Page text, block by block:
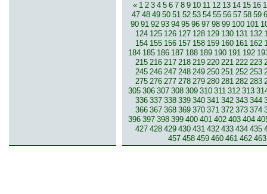
« 1 2 3 4 5 6 7 8 9 10 11 12 13 14 15 16
47 48 49 50 51 52 53 54 55 56 57 58 59
90 91 92 93 94 95 96 97 98 99 100 101
124 125 126 127 128 129 130 131 132
154 155 156 157 158 159 160 161 162
184 185 186 187 188 189 190 191 192
215 216 217 218 219 220 221 222 223
245 246 247 248 249 250 251 252 253
275 276 277 278 279 280 281 282 283
305 306 307 308 309 310 311 312 313
336 337 338 339 340 341 342 343 344
366 367 368 369 370 371 372 373 374
396 397 398 399 400 401 402 403 404
427 428 429 430 431 432 433 434 435
457 458 459 460 461 462 463